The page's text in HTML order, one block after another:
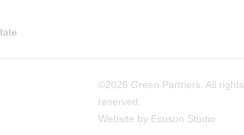
©2026 Green Partners. All rights
reserved.
Website by Ecuson Studio